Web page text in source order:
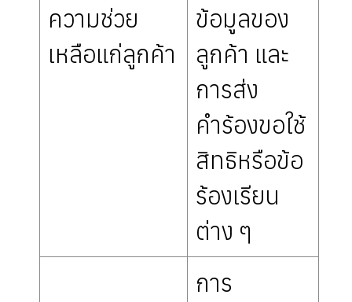
ความช่วย
เหลือแก่ลูกค้า
ข้อมูลของ
ลูกค้า และ
การส่ง
คำร้องขอใช้
สิทธิหรือข้อ
ร้องเรียน
ต่าง ๆ
การ